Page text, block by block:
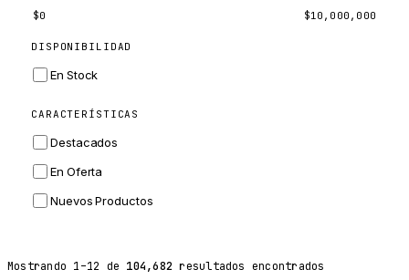
BALDWIN
$0 $10,000,000
DISPONIBILIDAD
En Stock
CARACTERÍSTICAS
Destacados
En Oferta
Nuevos Productos
Mostrando 1–12 de 104,682 resultados encontrados